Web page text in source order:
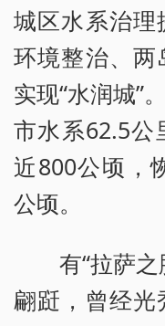
城区水系治理
环境整治、
实现“水润城”
市水系62.5公
近800公顷，
公顷。
有“拉萨之
翩跹，曾经